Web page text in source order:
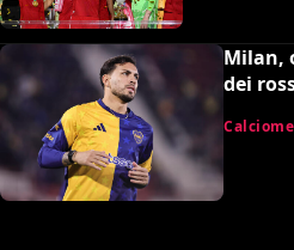
Milan,
dei